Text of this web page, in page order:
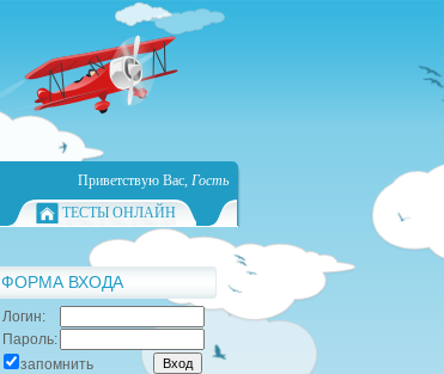
Приветствую Вас, Гость
ТЕСТЫ ОНЛАЙН
ФОРМА ВХОДА
Логин:
Пароль:
запомнить